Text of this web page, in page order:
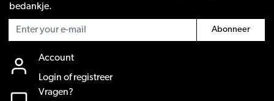
bedankje.
Abonneer
Account
Login of registreer
Vragen?